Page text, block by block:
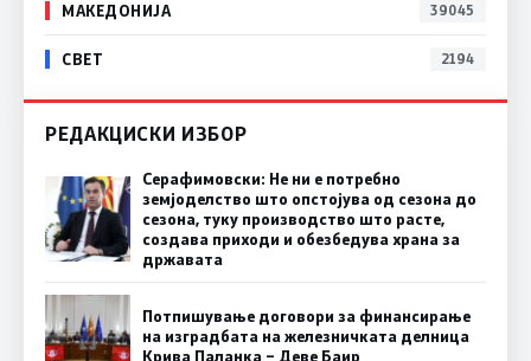
МАКЕДОНИЈА 39045
СВЕТ 2194
РЕДАКЦИСКИ ИЗБОР
Серафимовски: Не ни е потребно
земјоделство што опстојува од сезона до
сезона, туку производство што расте,
создава приходи и обезбедува храна за
државата
Потпишување договори за финансирање
на изградбата на железничката делница